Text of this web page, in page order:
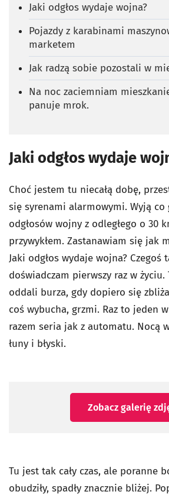
Jaki odgłos wydaje wojna?
Pojazdy z karabinami
marketem
Jak radzą sobie pozostali w
Na noc zaciemniam
panuje mrok.
Jaki odgłos wydaje
Choć jestem tu niecałą dobę,
się syrenami alarmowymi. Wyją co
odgłosów wojny z odległego o 30
przywykłem. Zastanawiam się jak
Jaki odgłos wydaje wojna? Czegoś
doświadczam pierwszy raz w życiu.
oddali burza, gdy dopiero się
coś wybucha, grzmi. Raz to jeden
razem seria jak z automatu. Nocą
łuny i błyski.
Zobacz galerię
Tu jest tak cały czas, ale poranne
obudziły, spadły znacznie bliżej.